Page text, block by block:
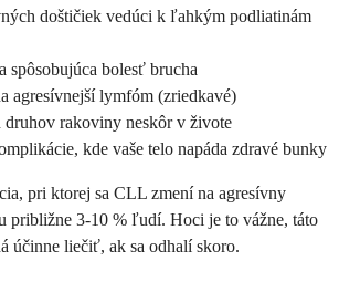
doštičiek vedúci k ľahkým podliatinám
spôsobujúca bolesť brucha
agresívnejší lymfóm (zriedkavé)
rakoviny neskôr v živote
kde vaše telo napáda zdravé bunky
pri ktorej sa CLL zmení na agresívny
približne 3-10 % ľudí. Hoci je to vážne, táto
účinne liečiť, ak sa odhalí skoro.